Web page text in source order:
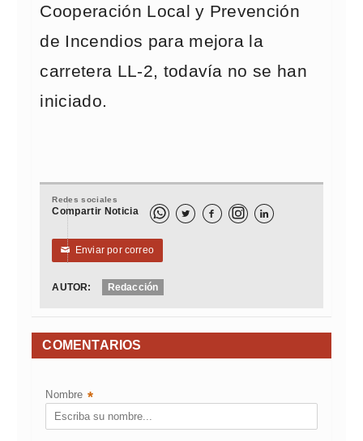
Cooperación Local y Prevención
de Incendios para mejora la
carretera LL-2, todavía no se han
iniciado.
Redes sociales
Compartir Noticia   
✉ Enviar por correo
AUTOR: Redacción
COMENTARIOS
Nombre *